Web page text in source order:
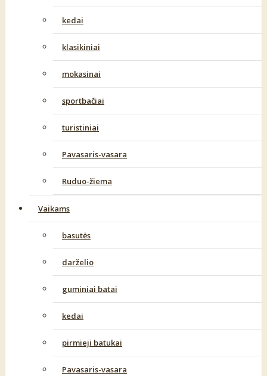
kedai
klasikiniai
mokasinai
sportbačiai
turistiniai
Pavasaris-vasara
Ruduo-žiema
Vaikams
basutės
darželio
guminiai batai
kedai
pirmieji batukai
Pavasaris-vasara